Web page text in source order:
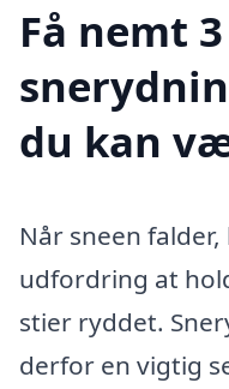
Få nemt
du kan
Når sneen
udfordring at
stier ryddet.
derfor en vigtig